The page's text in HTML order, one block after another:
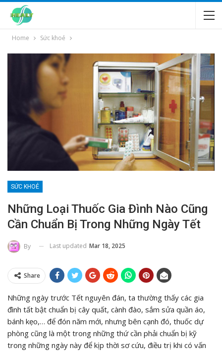
Home Sức khoẻ
SỨC KHOẺ
Những Loại Thuốc Gia Đình Nào Cũng
Cần Chuẩn Bị Trong Những Ngày Tết
By Last updated Mar 18, 2025
Share
Những ngày trước Tết nguyên đán, ta thường thấy các gia
đình tất bật chuẩn bị cây quất, cành đào, sắm sửa quần áo,
bánh kẹo,… để đón năm mới, nhưng bên cạnh đó, thuốc dự
phòng cũng là một trong những thứ cần phải chuẩn bị kỹ
trong những ngày này để kịp thời sơ cứu, điều trị khi có vấn